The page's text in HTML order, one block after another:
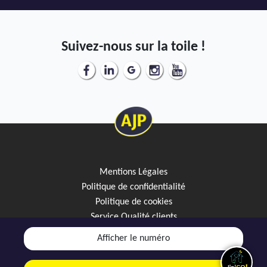
Afficher le numéro
Suivez-nous sur la toile !
Mentions Légales
Politique de confidentialité
Politique de cookies
Service Qualité clients
Créez votre alerte mail